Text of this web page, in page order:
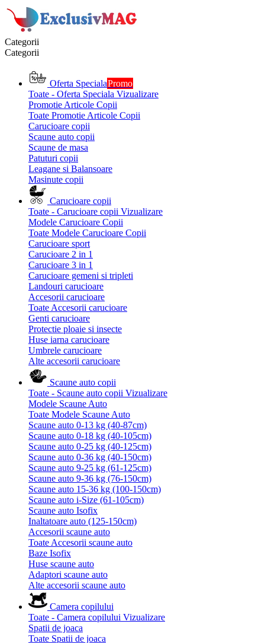
Categorii
Categorii
Oferta SpecialaPromo
Toate - Oferta Speciala Vizualizare
Promotie Articole Copii
Toate Promotie Articole Copii
Carucioare copii
Scaune auto copii
Scaune de masa
Patuturi copii
Leagane si Balansoare
Masinute copii
Carucioare copii
Toate - Carucioare copii Vizualizare
Modele Carucioare Copii
Toate Modele Carucioare Copii
Carucioare sport
Carucioare 2 in 1
Carucioare 3 in 1
Carucioare gemeni si tripleti
Landouri carucioare
Accesorii carucioare
Toate Accesorii carucioare
Genti carucioare
Protectie ploaie si insecte
Huse iarna carucioare
Umbrele carucioare
Alte accesorii carucioare
Scaune auto copii
Toate - Scaune auto copii Vizualizare
Modele Scaune Auto
Toate Modele Scaune Auto
Scaune auto 0-13 kg (40-87cm)
Scaune auto 0-18 kg (40-105cm)
Scaune auto 0-25 kg (40-125cm)
Scaune auto 0-36 kg (40-150cm)
Scaune auto 9-25 kg (61-125cm)
Scaune auto 9-36 kg (76-150cm)
Scaune auto 15-36 kg (100-150cm)
Scaune auto i-Size (61-105cm)
Scaune auto Isofix
Inaltatoare auto (125-150cm)
Accesorii scaune auto
Toate Accesorii scaune auto
Baze Isofix
Huse scaune auto
Adaptori scaune auto
Alte accesorii scaune auto
Camera copilului
Toate - Camera copilului Vizualizare
Spatii de joaca
Toate Spatii de joaca